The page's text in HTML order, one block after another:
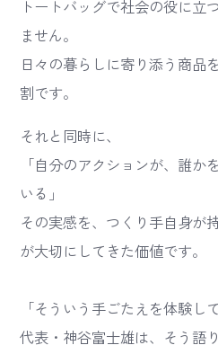
トートバッグで社会の役に立
ません。
日々の暮らしに寄り添う商品
割です。
それと同時に、
「自分のアクションが、誰か
いる」
その実感を、つくり手自身が
が大切にしてきた価値です。
「そういう手ごたえを体験し
代表・神谷富士雄は、そう語り